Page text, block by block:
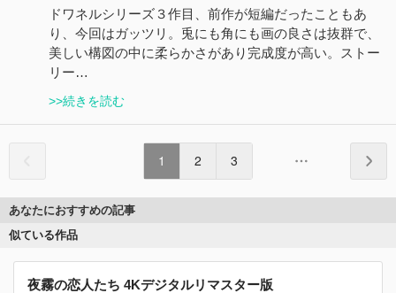
ドワネルシリーズ３作目、前作が短編だったこともあ
り、今回はガッツリ。兎にも角にも画の良さは抜群で、
美しい構図の中に柔らかさがあり完成度が高い。ストー
リー…
>>続きを読む
1 2 3
あなたにおすすめの記事
似ている作品
夜霧の恋⼈たち 4Kデジタルリマスター版